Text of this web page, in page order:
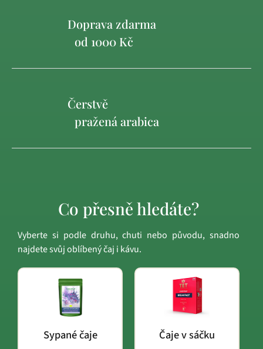
Doprava zdarma
od 1000 Kč
Čerstvě
pražená arabica
Co přesně hledáte?
Vyberte si podle druhu, chuti nebo původu, snadno
najdete svůj oblíbený čaj i kávu.
Sypané čaje Čaje v sáčku